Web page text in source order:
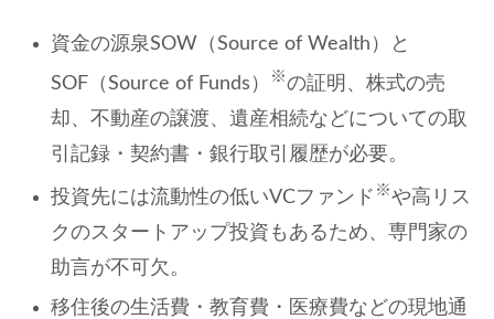
資金の源泉SOW（Source of Wealth）と
SOF（Source of Funds）
※の証明、株式の売
却、不動産の譲渡、遺産相続などについての取
引記録・契約書・銀行取引履歴が必要。
投資先には流動性の低いVCファンド ※や高リス
クのスタートアップ投資もあるため、専門家の
助言が不可欠。
移住後の生活費・教育費・医療費などの現地通